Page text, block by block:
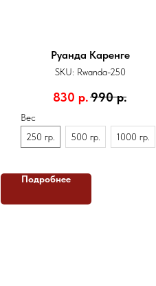
Руанда Каренге
SKU: Rwanda-250
830 р.990 р.
Вес
250 гр.
500 гр. 1000 гр.
Подробнее